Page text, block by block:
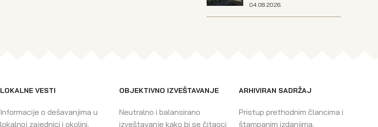
04.08.2026.
LOKALNE VESTI
Informacije o dešavanjima u
lokalnoj zajednici i okolini.
OBJEKTIVNO IZVEŠTAVANJE
Neutralno i balansirano
izveštavanje kako bi se čitaoci
ARHIVIRAN SADRŽAJ
Pristup prethodnim člancima i
štampanim izdanjima.